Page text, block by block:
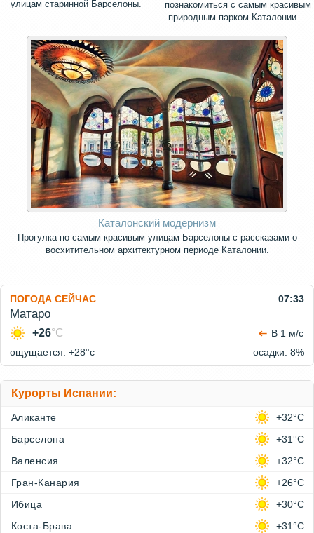
улицам старинной Барселоны.
познакомиться с самым красивым
природным парком Каталонии —
Каталонский модернизм
Прогулка по самым красивым улицам Барселоны с рассказами о
восхитительном архитектурном периоде Каталонии.
ПОГОДА СЕЙЧАС 07:33
Матаро
+26°C
В 1 м/с
ощущается: +28°c
осадки: 8%
Курорты Испании:
Аликанте
+32°C
Барселона
+31°C
Валенсия
+32°C
Гран-Канария
+26°C
Ибица
+30°C
Коста-Брава
+31°C